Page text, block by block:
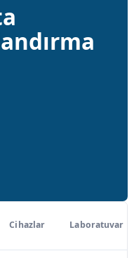
Cihazlar Laboratuvar